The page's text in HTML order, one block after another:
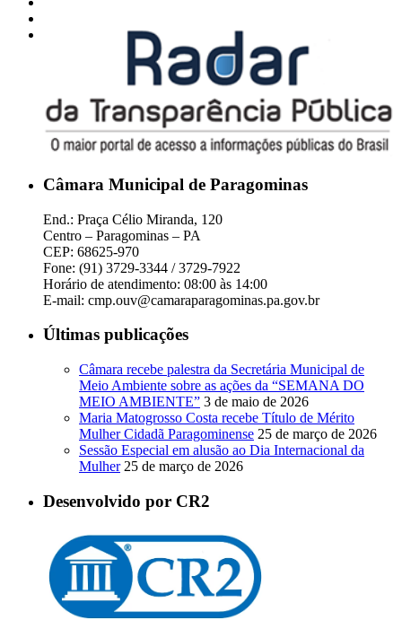
Câmara Municipal de Paragominas
End.: Praça Célio Miranda, 120
Centro – Paragominas – PA
CEP: 68625-970
Fone: (91) 3729-3344 / 3729-7922
Horário de atendimento: 08:00 às 14:00
E-mail: cmp.ouv@camaraparagominas.pa.gov.br
Últimas publicações
Câmara recebe palestra da Secretária Municipal de
Meio Ambiente sobre as ações da “SEMANA DO
MEIO AMBIENTE” 3 de maio de 2026
Maria Matogrosso Costa recebe Título de Mérito
Mulher Cidadã Paragominense 25 de março de 2026
Sessão Especial em alusão ao Dia Internacional da
Mulher 25 de março de 2026
Desenvolvido por CR2